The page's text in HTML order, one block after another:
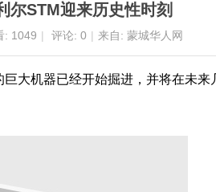
尔STM迎来历史性时刻
: 1049 | 评论: 0 | 来自: 蒙城华人网
大机器已经开始掘进，并将在未来